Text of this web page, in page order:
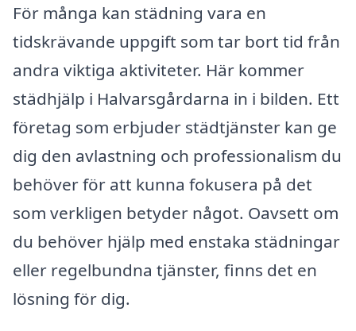
För många kan städning vara en
tidskrävande uppgift som tar bort tid från
andra viktiga aktiviteter. Här kommer
städhjälp i Halvarsgårdarna in i bilden. Ett
företag som erbjuder städtjänster kan ge
dig den avlastning och professionalism du
behöver för att kunna fokusera på det
som verkligen betyder något. Oavsett om
du behöver hjälp med enstaka städningar
eller regelbundna tjänster, finns det en
lösning för dig.